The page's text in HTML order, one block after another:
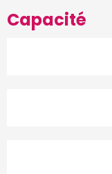
Capacité